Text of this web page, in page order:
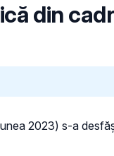
din
2023) s-a